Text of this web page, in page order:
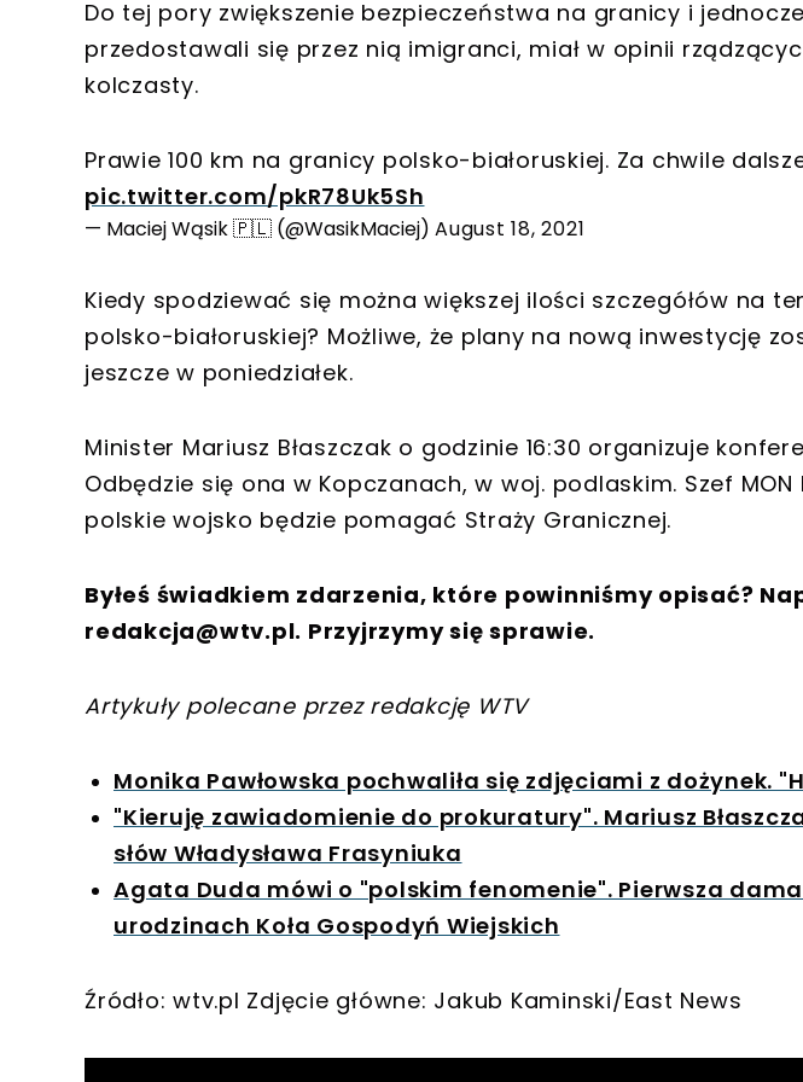
Do tej pory zwiększenie bezpieczeństwa na granicy i
przedostawali się przez nią imigranci, miał w opinii
kolczasty.
Prawie 100 km na granicy polsko-białoruskiej. Za chwile
pic.twitter.com/pkR78Uk5Sh
— Maciej Wąsik 🇵🇱 (@WasikMaciej) August 18, 2021
Kiedy spodziewać się można większej ilości szczegółów na
polsko-białoruskiej? Możliwe, że plany na nową inwestycję
jeszcze w poniedziałek.
Minister Mariusz Błaszczak o godzinie 16:30 organizuje
Odbędzie się ona w Kopczanach, w woj. podlaskim. Szef MON
polskie wojsko będzie pomagać Straży Granicznej.
Byłeś świadkiem zdarzenia, które powinniśmy opisać?
redakcja@wtv.pl. Przyjrzymy się sprawie.
Artykuły polecane przez redakcję WTV
Monika Pawłowska pochwaliła się zdjęciami z dożynek.
"Kieruję zawiadomienie do prokuratury". Mariusz
słów Władysława Frasyniuka
Agata Duda mówi o "polskim fenomenie". Pierwsza
urodzinach Koła Gospodyń Wiejskich
Źródło: wtv.pl Zdjęcie główne: Jakub Kaminski/East News